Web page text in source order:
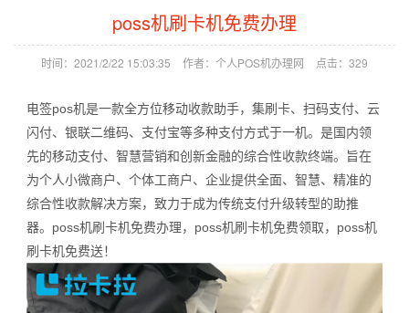
poss机刷卡机免费办理
时间：2021/2/22 15:03:35 作者：个人POS机办理网 点击： 329
电签pos机是一款全方位移动收款助手，集刷卡、扫码支付、云
闪付、银联二维码、支付宝等多种支付方式于一机。是国内领
先的移动支付、智慧营销和创新金融的综合性收款终端。旨在
为个人小微商户、个体工商户、企业提供全面、智慧、精准的
综合性收款解决方案，致力于成为传统支付升级转型的助推
器。poss机刷卡机免费办理，poss机刷卡机免费领取，poss机
刷卡机免费送！